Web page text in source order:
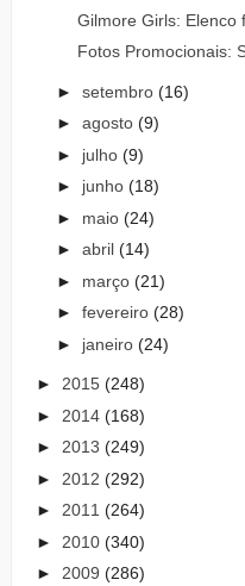
Gilmore Girls: Elenco
Fotos Promocionais:
► setembro (16)
► agosto (9)
► julho (9)
► junho (18)
► maio (24)
► abril (14)
► março (21)
► fevereiro (28)
► janeiro (24)
► 2015 (248)
► 2014 (168)
► 2013 (249)
► 2012 (292)
► 2011 (264)
► 2010 (340)
► 2009 (286)